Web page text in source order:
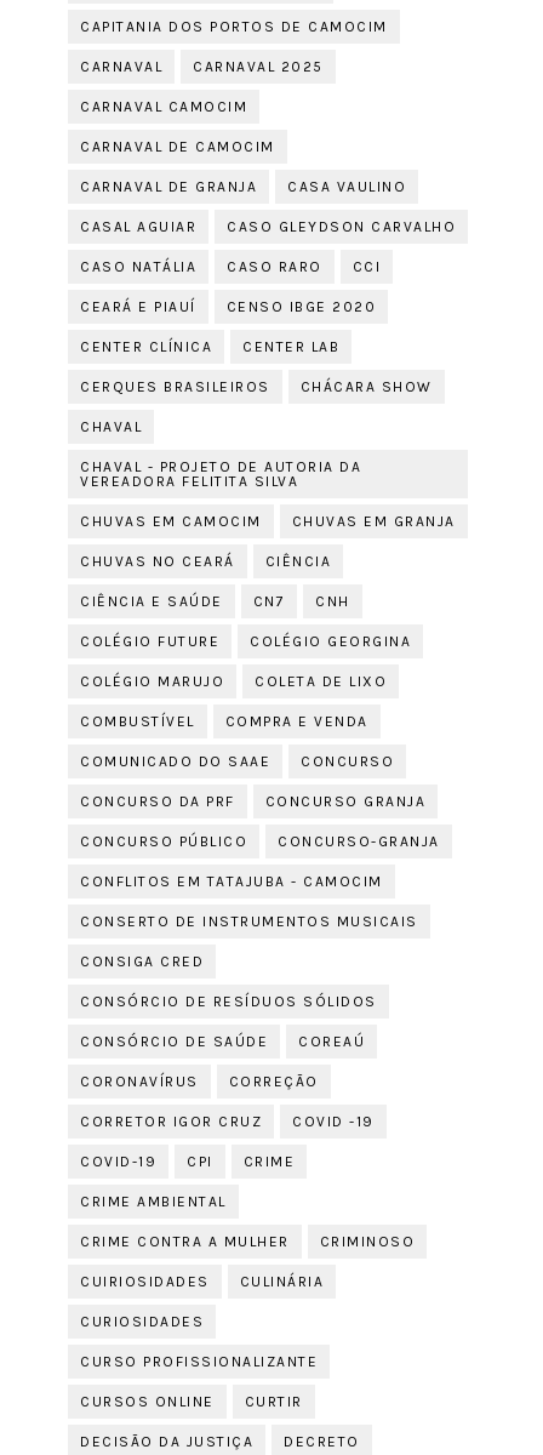
CAPITANIA DOS PORTOS DE CAMOCIM
CARNAVAL CARNAVAL 2025
CARNAVAL CAMOCIM
CARNAVAL DE CAMOCIM
CARNAVAL DE GRANJA CASA VAULINO
CASAL AGUIAR CASO GLEYDSON CARVALHO
CASO NATÁLIA CASO RARO CCI
CEARÁ E PIAUÍ CENSO IBGE 2020
CENTER CLÍNICA CENTER LAB
CERQUES BRASILEIROS CHÁCARA SHOW
CHAVAL
CHAVAL - PROJETO DE AUTORIA DA
VEREADORA FELITITA SILVA
CHUVAS EM CAMOCIM CHUVAS EM GRANJA
CHUVAS NO CEARÁ CIÊNCIA
CIÊNCIA E SAÚDE CN7 CNH
COLÉGIO FUTURE COLÉGIO GEORGINA
COLÉGIO MARUJO COLETA DE LIXO
COMBUSTÍVEL COMPRA E VENDA
COMUNICADO DO SAAE CONCURSO
CONCURSO DA PRF CONCURSO GRANJA
CONCURSO PÚBLICO CONCURSO-GRANJA
CONFLITOS EM TATAJUBA - CAMOCIM
CONSERTO DE INSTRUMENTOS MUSICAIS
CONSIGA CRED
CONSÓRCIO DE RESÍDUOS SÓLIDOS
CONSÓRCIO DE SAÚDE COREAÚ
CORONAVÍRUS CORREÇÃO
CORRETOR IGOR CRUZ COVID -19
COVID-19 CPI CRIME
CRIME AMBIENTAL
CRIME CONTRA A MULHER CRIMINOSO
CUIRIOSIDADES CULINÁRIA
CURIOSIDADES
CURSO PROFISSIONALIZANTE
CURSOS ONLINE CURTIR
DECISÃO DA JUSTIÇA DECRETO